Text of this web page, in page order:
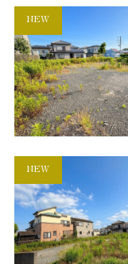
NEW
NEW